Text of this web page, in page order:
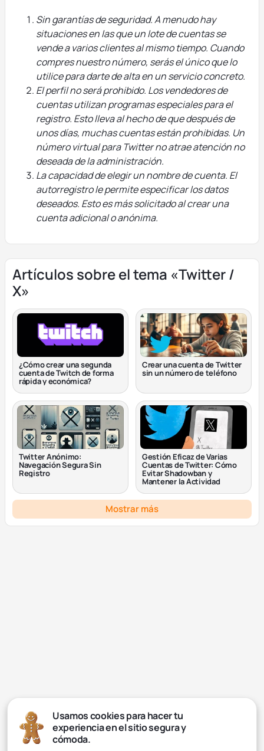
Sin garantías de seguridad. A menudo hay
situaciones en las que un lote de cuentas se
vende a varios clientes al mismo tiempo. Cuando
compres nuestro número, serás el único que lo
utilice para darte de alta en un servicio concreto.
El perfil no será prohibido. Los vendedores de
cuentas utilizan programas especiales para el
registro. Esto lleva al hecho de que después de
unos días, muchas cuentas están prohibidas. Un
número virtual para Twitter no atrae atención no
deseada de la administración.
La capacidad de elegir un nombre de cuenta. El
autorregistro le permite especificar los datos
deseados. Esto es más solicitado al crear una
cuenta adicional o anónima.
Artículos sobre el tema «Twitter /
X»
¿Cómo crear una segunda
cuenta de Twitch de forma
rápida y económica?
Crear una cuenta de Twitter
sin un número de teléfono
Twitter Anónimo:
Navegación Segura Sin
Registro
Gestión Eficaz de Varias
Cuentas de Twitter: Cómo
Evitar Shadowban y
Mantener la Actividad
Mostrar más
Usamos cookies para hacer tu
experiencia en el sitio segura y
cómoda.